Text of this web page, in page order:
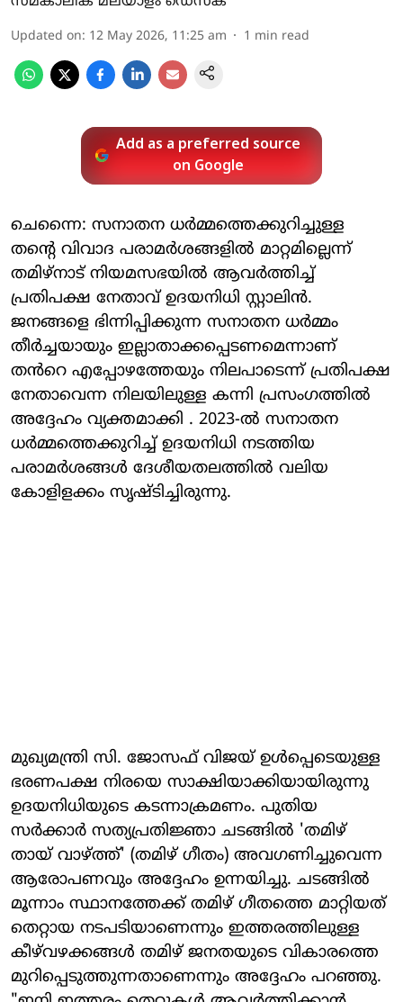
Updated on: 12 May 2026, 11:25 am 1 min read
Add as a preferred source
on Google
ചെന്നൈ: സനാതന ധർമ്മത്തെക്കുറിച്ചുള്ള
തന്റെ വിവാദ പരാമർശങ്ങളിൽ മാറ്റമില്ലെന്ന്
തമിഴ്‌നാട് നിയമസഭയിൽ ആവർത്തിച്ച്
പ്രതിപക്ഷ നേതാവ് ഉദയനിധി സ്റ്റാലിൻ.
ജനങ്ങളെ ഭിന്നിപ്പിക്കുന്ന സനാതന ധർമ്മം
തീർച്ചയായും ഇല്ലാതാക്കപ്പെടണമെന്നാണ്
തൻറെ എപ്പോഴത്തേയും നിലപാടെന്ന് പ്രതിപക്ഷ
നേതാവെന്ന നിലയിലുള്ള കന്നി പ്രസംഗത്തിൽ
അദ്ദേഹം വ്യക്തമാക്കി . 2023-ൽ സനാതന
ധർമ്മത്തെക്കുറിച്ച് ഉദയനിധി നടത്തിയ
പരാമർശങ്ങൾ ദേശീയതലത്തിൽ വലിയ
കോളിളക്കം സൃഷ്ടിച്ചിരുന്നു.
മുഖ്യമന്ത്രി സി. ജോസഫ് വിജയ് ഉൾപ്പെടെയുള്ള
ഭരണപക്ഷ നിരയെ സാക്ഷിയാക്കിയായിരുന്നു
ഉദയനിധിയുടെ കടന്നാക്രമണം. പുതിയ
സർക്കാർ സത്യപ്രതിജ്ഞാ ചടങ്ങിൽ 'തമിഴ്
തായ് വാഴ്ത്ത്' (തമിഴ് ഗീതം) അവഗണിച്ചുവെന്ന
ആരോപണവും അദ്ദേഹം ഉന്നയിച്ചു. ചടങ്ങിൽ
മൂന്നാം സ്ഥാനത്തേക്ക് തമിഴ് ഗീതത്തെ മാറ്റിയത്
തെറ്റായ നടപടിയാണെന്നും ഇത്തരത്തിലുള്ള
കീഴ്‌വഴക്കങ്ങൾ തമിഴ് ജനതയുടെ വികാരത്തെ
മുറിപ്പെടുത്തുന്നതാണെന്നും അദ്ദേഹം പറഞ്ഞു.